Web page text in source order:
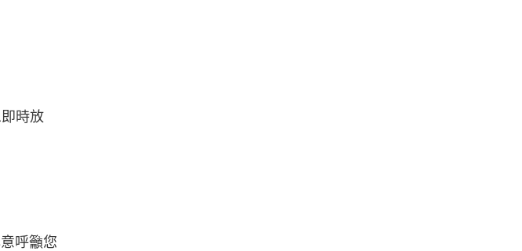
時放
呼籲您